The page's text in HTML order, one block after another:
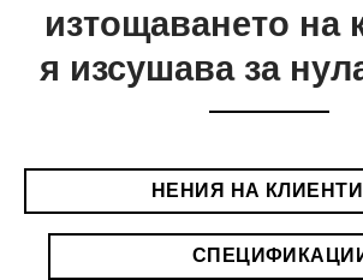
изтощаването на
я изсушава за
НЕНИЯ НА КЛИЕНТИ